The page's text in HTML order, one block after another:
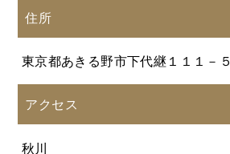
住所
東京都あきる野市下代継１１１－５
アクセス
秋川